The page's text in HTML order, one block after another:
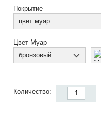
Покрытие
цвет муар
Цвет Муар
Количество: